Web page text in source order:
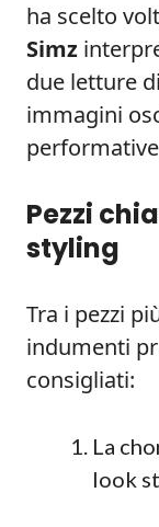
ha scelto
Simz
due letture
immagini
Pezzi
styling
Tra i pezzi
indumenti
consigliati:
La
look